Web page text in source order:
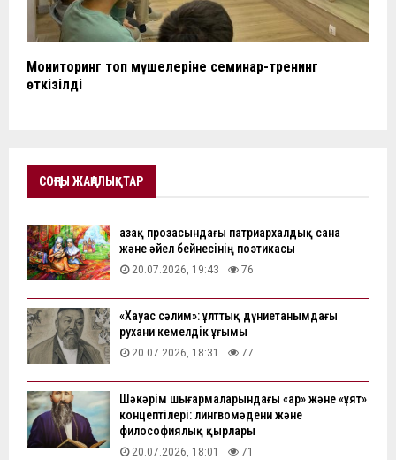
Мониторинг топ мүшелеріне семинар-тренинг
өткізілді
СОҢҒЫ ЖАҢАЛЫҚТАР
Қазақ прозасындағы патриархалдық сана
және әйел бейнесінің поэтикасы
20.07.2026, 19:43 76
«Хауас сәлим»: ұлттық дүниетанымдағы
рухани кемелдік ұғымы
20.07.2026, 18:31 77
Шәкәрім шығармаларындағы «ар» және «ұят»
концептілері: лингвомәдени және
философиялық қырлары
20.07.2026, 18:01 71